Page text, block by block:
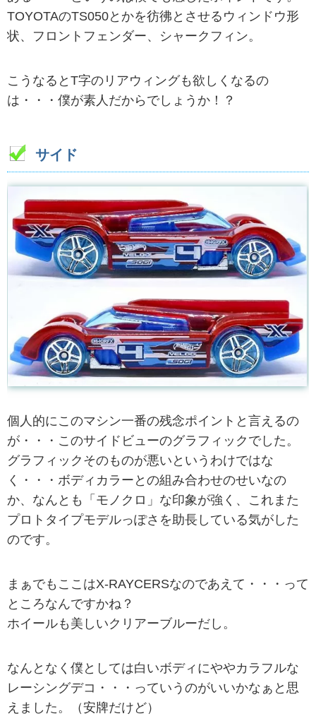
TOYOTAのTS050とかを彷彿とさせるウィンドウ形
状、フロントフェンダー、シャークフィン。
こうなるとT字のリアウィングも欲しくなるの
は・・・僕が素人だからでしょうか！？
サイド
個人的にこのマシン一番の残念ポイントと言えるの
が・・・このサイドビューのグラフィックでした。
グラフィックそのものが悪いというわけではな
く・・・ボディカラーとの組み合わせのせいなの
か、なんとも「モノクロ」な印象が強く、これまた
プロトタイプモデルっぽさを助長している気がした
のです。
まぁでもここはX-RAYCERSなのであえて・・・って
ところなんですかね？
ホイールも美しいクリアーブルーだし。
なんとなく僕としては白いボディにややカラフルな
レーシングデコ・・・っていうのがいいかなぁと思
えました。（安牌だけど）